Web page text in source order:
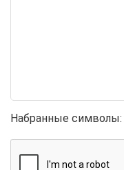
Набранные символы: